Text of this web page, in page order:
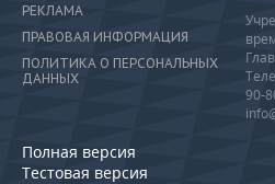
РЕКЛАМА
ПРАВОВАЯ ИНФОРМАЦИЯ
ПОЛИТИКА О ПЕРСОНАЛЬНЫХ
ДАННЫХ
Полная версия
Тестовая версия
90-